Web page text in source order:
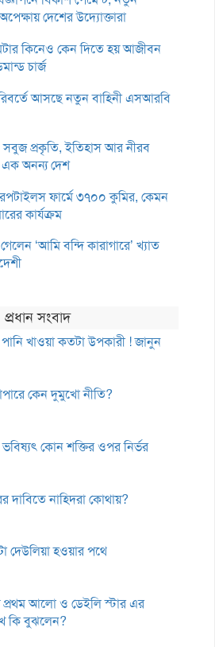
দেশের উদ্যোক্তারা
কিনেও কেন দিতে হয় আজীবন
চার্জ
আসছে নতুন বাহিনী এসআরবি
প্রকৃতি, ইতিহাস আর নীরব
এক অনন্য দেশ
ফার্মে ৩৭০০ কুমির, কেমন
কার্যক্রম
‘আমি বন্দি কারাগারে’ খ্যাত
প্রধান সংবাদ
খাওয়া কতটা উপকারী ! জানুন
কেন দুমুখো নীতি?
ভবিষ্যৎ কোন শক্তির ওপর নির্ভর
দাবিতে নাহিদরা কোথায়?
দেউলিয়া হওয়ার পথে
প্রথম আলো ও ডেইলি স্টার এর
কি বুঝলেন?